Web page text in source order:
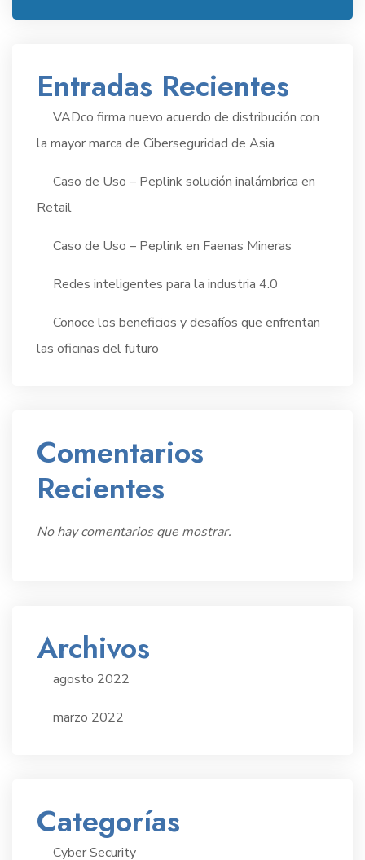
Entradas Recientes
VADco firma nuevo acuerdo de distribución con
la mayor marca de Ciberseguridad de Asia
Caso de Uso – Peplink solución inalámbrica en
Retail
Caso de Uso – Peplink en Faenas Mineras
Redes inteligentes para la industria 4.0
Conoce los beneficios y desafíos que enfrentan
las oficinas del futuro
Comentarios
Recientes
No hay comentarios que mostrar.
Archivos
agosto 2022
marzo 2022
Categorías
Cyber Security